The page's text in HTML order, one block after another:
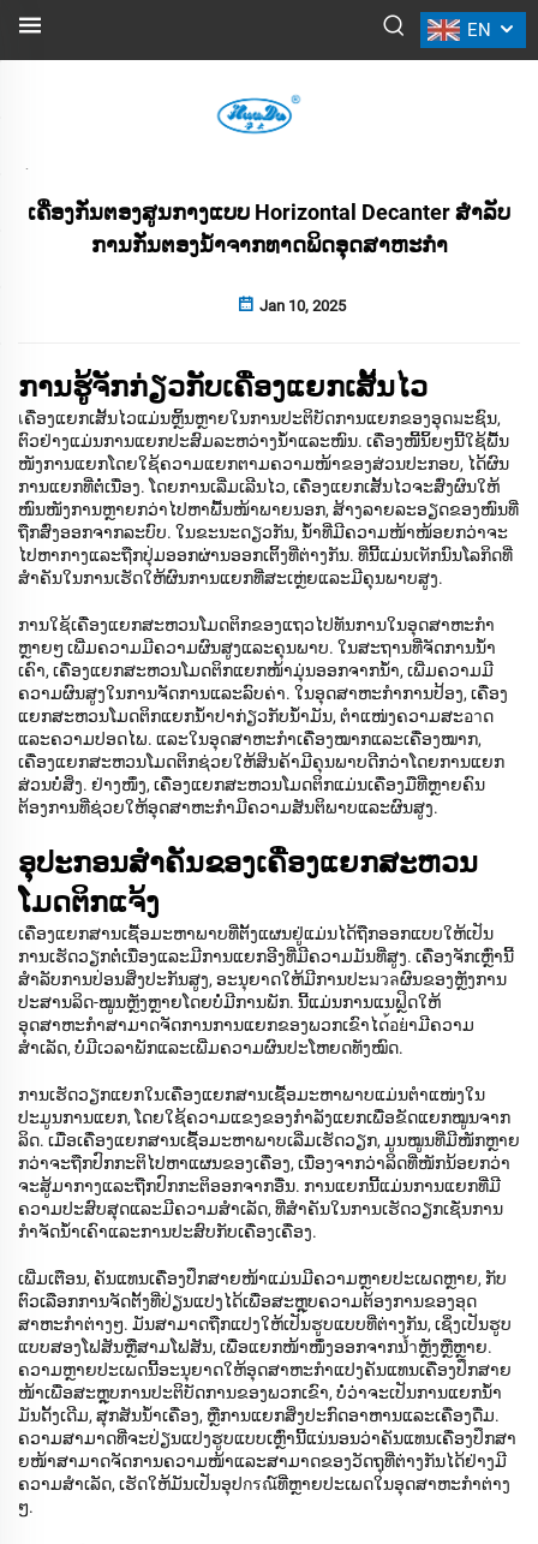
EN
ຂ່າວ
ເຄື່ອງກັ່ນຕອງສູນກາງແບບ Horizontal Decanter ສໍາລັບ
ການກັ່ນຕອງນ້ໍາຈາກທາດພິດອຸດສາຫະກໍາ
Jan 10, 2025
ການຮູ້ຈັກກ່ຽວກັບເຄື່ອງແຍກເສັ້ນໄວ
เຄື່ອງແຍກເສັ້ນໄວແມ່ນຫຼິ້ນຫຼາຍໃນການປະຕິບັດການແຍກຂອງອຸດมະຊົນ,
ຕົວຢ່າງແມ່ນການແຍກປະສົມລະຫວ່າງນ້ຳແລະໜົນ. ເຄື່ອງໜີ້ນິ້ຍໆນີ້ໃຊ້ພື້ນ
ໜັງການແຍກໂດຍໃຊ້ຄວາມແຍກຕາມຄວາມໜ້າຂອງສ່ວນປະກອບ, ໄດ້ຜົນ
ການແຍກທີ່ຕໍ່ເນື່ອງ. ໂດຍການເລີ່ມເລີນໄວ, ເຄື່ອງແຍກເສັ້ນໄວຈະສົ່ງຜົນໃຫ້
ໜົນໜັງການຫຼາຍກວ່າໄປຫາພື້ນໜ້າພາຍນອກ, ສ້າງລາຍລະອຽດຂອງໜົນທີ່
ຖືກສົ່ງອອກຈາກລະບົບ. ໃນຂະນະດຽວກັນ, ນ້ຳທີ່ມີຄວາມໜ້າໜ້ອຍກວ່າຈະ
ໄປຫາກາງແລະຖືກປຸ່ມອອກຜ່ານອອກເຕິ້ງທີ່ຕ່າງກັນ. ທີ່ນີ້ແມ່ນເทັກນົນໂລກິດທີ່
ສຳຄັນໃນການເຮັດໃຫ້ຜົນການແຍກທີ່ສະເຫຼ່ຍແລະມີຄຸນພາບສູງ.
ການໃຊ້ເຄື່ອງແຍກສະຫວນໂມດຕິກຂອງແຖວໄປທັນການໃນອຸດສາຫະກຳ
ຫຼາຍໆ ເພີ່ມຄວາມມີຄວາມຜົນສູງແລະຄຸນພາບ. ໃນສະຖານທີ່ຈັດການນໍ້າ
ເຄົາ, ເຄື່ອງແຍກສະຫວນໂມດຕິກແຍກໜ້າມຸ່ນອອກຈາກນໍ້າ, ເພີ່ມຄວາມມີ
ຄວາມຜົນສູງໃນການຈັດການແລະລົບຄ່າ. ໃນອຸດສາຫະກຳການປ້ອງ, ເຄື່ອງ
ແຍກສະຫວນໂມດຕິກແຍກນໍ້າປາກ່ຽວກັບນໍ້າມັນ, ຕຳແໜ່ງຄວາມສະอาດ
ແລະຄວາມປອດໄພ. ແລະໃນອຸດສາຫະກຳເຄື່ອງໝາກແລະເຄື່ອງໝາກ,
ເຄື່ອງແຍກສະຫວນໂມດຕິກຊ່ວຍໃຫ້ສິນຄ້າມີຄຸນພາບດີກວ່າໂດຍການແຍກ
ສ່ວນບໍ່ສິ່ງ. ຢ່າງໜຶ່ງ, ເຄື່ອງແຍກສະຫວນໂມດຕິກແມ່ນເຄື່ອງມືທີ່ຫຼາຍຄົນ
ຕ້ອງການທີ່ຊ່ວຍໃຫ້ອຸດສາຫະກຳມີຄວາມສັນຕິພາບແລະຜົນສູງ.
ອຸປະກອນສຳຄັນຂອງເຄື່ອງແຍກສະຫວນ
ໂມດຕິກແຈ້ງ
ເຄື່ອງແຍກສານເຊື້ອມະຫາພາບທີ່ຕັ້ງແຜນຢູ່ແມ່ນໄດ້ຖືກອອກແບບໃຫ້ເປັນ
ການເຮັດວຽກຕໍ່ເນື່ອງແລະມີການແຍກອີງທີ່ມີຄວາມມັນທີ່ສູງ. ເຄື່ອງຈັກເຫຼົ່ານີ້
ສຳລັບການປ່ອນສິ່ງປະກັນສູງ, ອະນຸຍາດໃຫ້ມີການປະมวลຜົນຂອງຫຼັງການ
ປະສານລິດ-ໝູນຫຼັງຫຼາຍໂດຍບໍ່ມີການພັກ. ນີ້ແມ່ນການແນຟຼິດໃຫ້
ອຸດສາຫະກຳສາມາດຈັດການການແຍກຂອງພວກເຂົາໄດ้อย່າມີຄວາມ
ສຳເລັດ, ບໍ່ມີເວລາພັກແລະເພີ່ມຄວາມຜົນປະໂຫຍດທັງໝົດ.
ການເຮັດວຽກແຍກໃນເຄື່ອງແຍກສານເຊື້ອມະຫາພາບແມ່ນຕຳແໜ່ງໃນ
ປະມູນການແຍກ, ໂດຍໃຊ້ຄວາມແຂງຂອງກຳລັງແຍກເພື່ອຂັດແຍກໝູນຈາກ
ລິດ. ເມື່ອເຄື່ອງແຍກສານເຊື້ອມະຫາພາບເລີ່ມເຮັດວຽກ, ມູນໝູນທີ່ມີໜັກຫຼາຍ
ກວ່າຈະຖືກປົກກະຕິໄປຫາແຜນຂອງເຄື່ອງ, ເນື່ອງຈາກວ່າລິດທີ່ໜັກນ້ອຍກວ່າ
ຈະສູ້ມາກາງແລະຖືກປົກກະຕິອອກຈາກອື່ນ. ການແຍກນີ້ແມ່ນການແຍກທີ່ມີ
ຄວາມປະສົບສຸດແລະມີຄວາມສຳເລັດ, ທີ່ສຳຄັນໃນການເຮັດວຽກເຊັ່ນການ
ກຳຈັດນ້ຳເຄົາແລະການປະສົບກັບເຄື່ອງເຄື່ອງ.
ເພີ່ມເຕືອນ, ຄັນແທນເຄື່ອງປຶກສາຍໜ້າແມ່ນມີຄວາມຫຼາຍປະເພດຫຼາຍ, ກັບ
ຕົວເລືອກການຈັດຕັ້ງທີ່ປ່ຽນແປງໄດ້ເພື່ອສະຫຼຸບຄວາມຕ້ອງການຂອງອุດ
ສາຫະກຳຕ່າງໆ. ມັນສາມາດຖືກແປງໃຫ້ເປັນຮູບແບບທີ່ຕ່າງກັນ, ເຊິ່ງເປັນຮູບ
ແບບສອງໂຟສັນຫຼືສາມໂຟສັນ, ເພື່ອແຍກໜ້າໜຶ່ງອອກຈາກນ้ำຫຼັງຫຼືຫຼາຍ.
ຄວາມຫຼາຍປະເພດນີ້ອະນຸຍາດໃຫ້ອຸດສາຫະກຳແປງຄັນແທນເຄື່ອງປຶກສາຍ
ໜ້າເພື່ອສະຫຼຸບການປະຕິບັດການຂອງພວກເຂົາ, ບໍ່ວ່າຈະເປັນການແຍກນ້ຳ
ມັນດັ້ງເດີມ, ສຸກສັນນ້ຳເຄື່ອງ, ຫຼືການແຍກສິ່ງປະກົດອາຫານແລະເຄື່ອງດື່ມ.
ຄວາມສາມາດທີ່ຈະປ່ຽນແປງຮູບແບບເຫຼົ່ານີ້ແນ່ນອນວ່າຄັນແທນເຄື່ອງປຶກສາ
ຍໜ້າສາມາດຈັດການຄວາມໜ້າແລະສາມາດຂອງວັດຖຸທີ່ຕ່າງກັນໄດ້ຢ່າງມີ
ຄວາມສຳເລັດ, ເຮັດໃຫ້ມັນເປັນອຸປกรณ໌ທີ່ຫຼາຍປະເພດໃນອຸດສາຫະກຳຕ່າງ
ໆ.